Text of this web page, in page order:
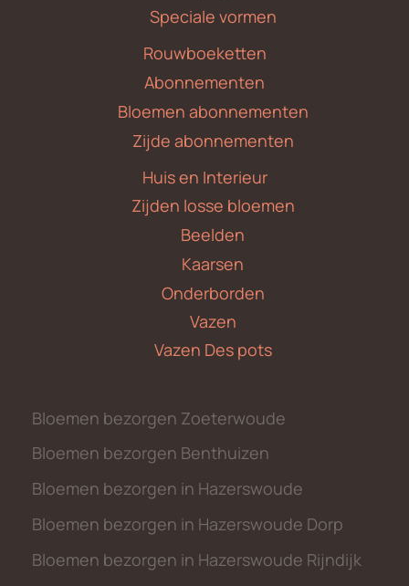
Speciale vormen
Rouwboeketten
Abonnementen
Bloemen abonnementen
Zijde abonnementen
Huis en Interieur
Zijden losse bloemen
Beelden
Kaarsen
Onderborden
Vazen
Vazen Des pots
Bloemen bezorgen Zoeterwoude
Bloemen bezorgen Benthuizen
Bloemen bezorgen in Hazerswoude
Bloemen bezorgen in Hazerswoude Dorp
Bloemen bezorgen in Hazerswoude Rijndijk